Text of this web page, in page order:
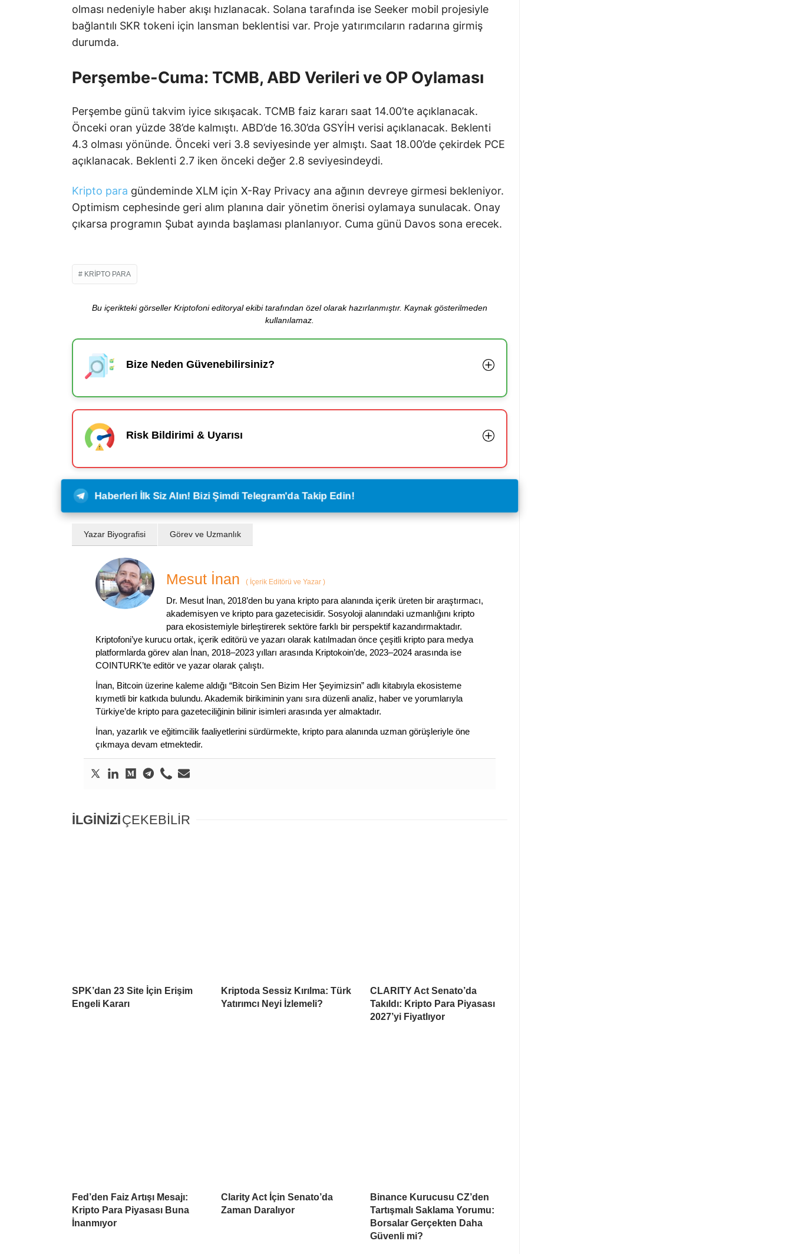
olması nedeniyle haber akışı hızlanacak. Solana tarafında ise Seeker mobil projesiyle
bağlantılı SKR tokeni için lansman beklentisi var. Proje yatırımcıların radarına girmiş
durumda.
Perşembe-Cuma: TCMB, ABD Verileri ve OP Oylaması
Perşembe günü takvim iyice sıkışacak. TCMB faiz kararı saat 14.00’te açıklanacak.
Önceki oran yüzde 38’de kalmıştı. ABD’de 16.30’da GSYİH verisi açıklanacak. Beklenti
4.3 olması yönünde. Önceki veri 3.8 seviyesinde yer almıştı. Saat 18.00’de çekirdek PCE
açıklanacak. Beklenti 2.7 iken önceki değer 2.8 seviyesindeydi.
Kripto para gündeminde XLM için X-Ray Privacy ana ağının devreye girmesi bekleniyor.
Optimism cephesinde geri alım planına dair yönetim önerisi oylamaya sunulacak. Onay
çıkarsa programın Şubat ayında başlaması planlanıyor. Cuma günü Davos sona erecek.
KRIPTO PARA
Bu içerikteki görseller Kriptofoni editoryal ekibi tarafından özel olarak hazırlanmıştır. Kaynak gösterilmeden
kullanılamaz.
Bize Neden Güvenebilirsiniz?
Risk Bildirimi & Uyarısı
Haberleri İlk Siz Alın! Bizi Şimdi Telegram'da Takip Edin!
Yazar Biyografisi Görev ve Uzmanlık
Mesut İnan ( İçerik Editörü ve Yazar )
Dr. Mesut İnan, 2018’den bu yana kripto para alanında içerik üreten bir araştırmacı,
akademisyen ve kripto para gazetecisidir. Sosyoloji alanındaki uzmanlığını kripto
para ekosistemiyle birleştirerek sektöre farklı bir perspektif kazandırmaktadır.
Kriptofoni’ye kurucu ortak, içerik editörü ve yazarı olarak katılmadan önce çeşitli kripto para medya
platformlarda görev alan İnan, 2018–2023 yılları arasında Kriptokoin’de, 2023–2024 arasında ise
COINTURK’te editör ve yazar olarak çalıştı.
İnan, Bitcoin üzerine kaleme aldığı “Bitcoin Sen Bizim Her Şeyimizsin” adlı kitabıyla ekosisteme
kıymetli bir katkıda bulundu. Akademik birikiminin yanı sıra düzenli analiz, haber ve yorumlarıyla
Türkiye’de kripto para gazeteciliğinin bilinir isimleri arasında yer almaktadır.
İnan, yazarlık ve eğitimcilik faaliyetlerini sürdürmekte, kripto para alanında uzman görüşleriyle öne
çıkmaya devam etmektedir.
İLGİNİZİÇEKEBİLİR
SPK’dan 23 Site İçin Erişim
Engeli Kararı
Kriptoda Sessiz Kırılma: Türk
Yatırımcı Neyi İzlemeli?
CLARITY Act Senato’da
Takıldı: Kripto Para Piyasası
2027’yi Fiyatlıyor
Fed’den Faiz Artışı Mesajı:
Kripto Para Piyasası Buna
İnanmıyor
Clarity Act İçin Senato’da
Zaman Daralıyor
Binance Kurucusu CZ’den
Tartışmalı Saklama Yorumu:
Borsalar Gerçekten Daha
Güvenli mi?